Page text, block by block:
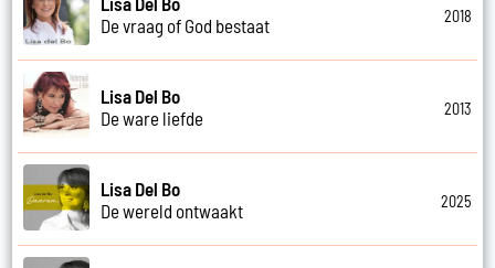
De vraag of God bestaat
2018
Lisa Del Bo
De ware liefde
2013
Lisa Del Bo
De wereld ontwaakt
2025